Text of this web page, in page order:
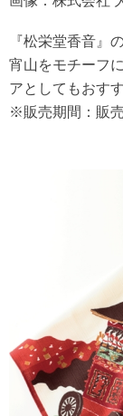
『松栄堂香音』
宵山をモチーフ
アとしてもおす
※販売期間：販